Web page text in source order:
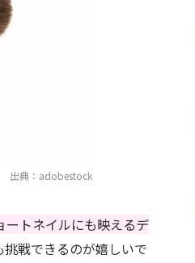
出典：adobestock
ートネイルにも映えるデ
戦できるのが嬉しいで